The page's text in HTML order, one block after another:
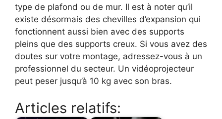
type de plafond ou de mur. Il est à noter qu’il
existe désormais des chevilles d’expansion qui
fonctionnent aussi bien avec des supports
pleins que des supports creux. Si vous avez des
doutes sur votre montage, adressez-vous à un
professionnel du secteur. Un vidéoprojecteur
peut peser jusqu’à 10 kg avec son bras.
Articles relatifs: